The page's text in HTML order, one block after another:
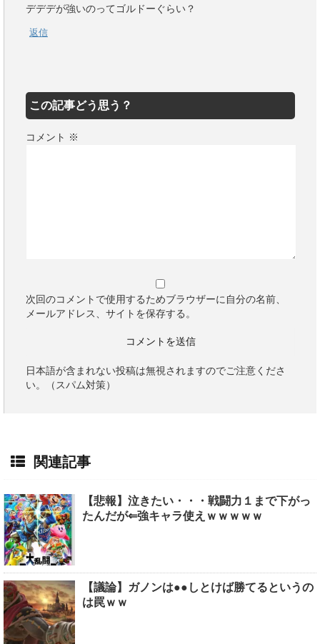
デデデが強いのってゴルドーぐらい？
返信
この記事どう思う？
コメント ※
次回のコメントで使用するためブラウザーに自分の名前、
メールアドレス、サイトを保存する。
日本語が含まれない投稿は無視されますのでご注意くださ
い。（スパム対策）
関連記事
【悲報】泣きたい・・・戦闘力１まで下がっ
たんだが⇐強キャラ使えｗｗｗｗｗ
【議論】ガノンは●●しとけば勝てるというの
は罠ｗｗ